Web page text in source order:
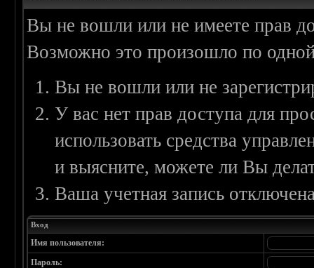
Вы не вошли или не имеете прав
Возможно это произошло по
Вы не вошли или не
У вас нет прав доступа для
использовать средства
и выясните, можете ли Вы
Ваша учетная запись
Вход
Имя пользователя:
Пароль: